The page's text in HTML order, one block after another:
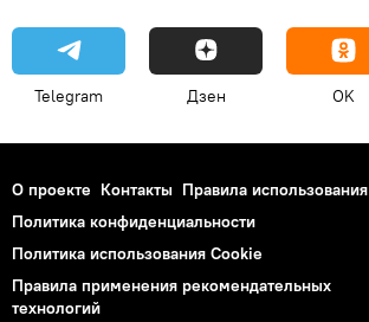
Telegram Дзен OK
О проекте Контакты Правила использования
Политика конфиденциальности
Политика использования Cookie
Правила применения рекомендательных
технологий